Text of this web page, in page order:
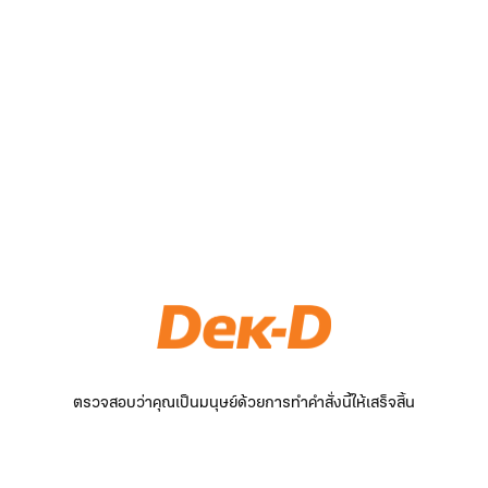
ตรวจสอบว่าคุณเป็นมนุษย์ด้วยการทำคำสั่งนี้ให้เสร็จสิ้น